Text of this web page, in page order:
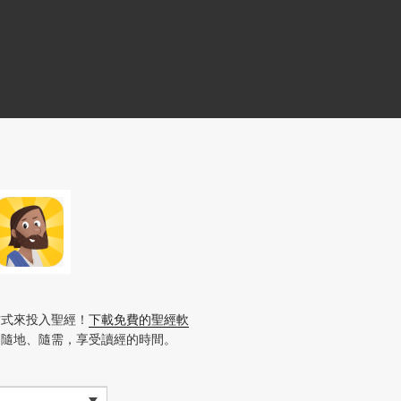
來投入聖經！ 下載免費的聖經軟
地、隨需，享受讀經的時間。